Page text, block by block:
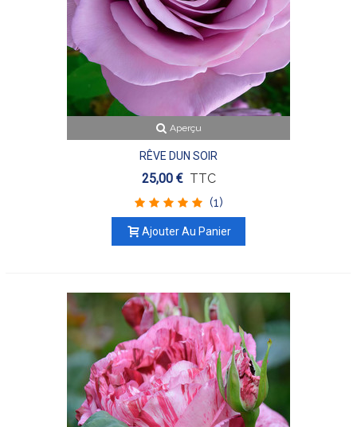
Aperçu
RÊVE DUN SOIR
25,00 € TTC
(1)
Ajouter Au Panier